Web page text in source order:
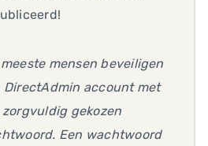
meeste mensen beveiligen
DirectAdmin account met
zorgvuldig gekozen
Een wachtwoord